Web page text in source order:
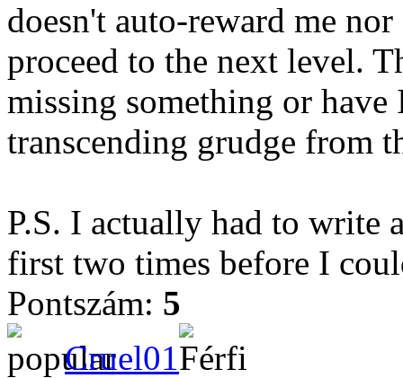
doesn't auto-reward me
proceed to the next level.
missing something or
transcending grudge from
P.S. I actually had to write
first two times before I
Pontszám: 5
Cruel01